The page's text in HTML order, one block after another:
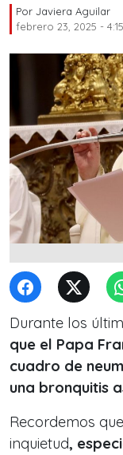
Por Javiera Aguilar
febrero 23, 2025 -
Durante los
que el Papa
cuadro de
una bronquitis
Recordemos
inquietud,